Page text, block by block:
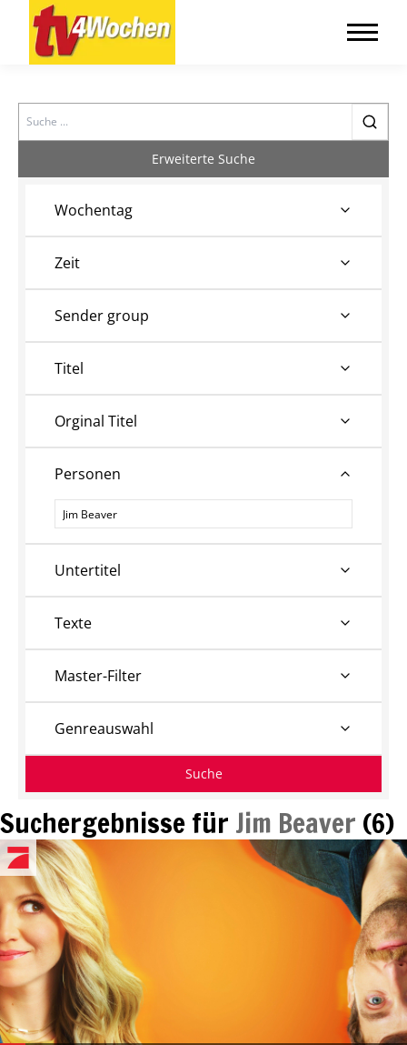
Search
Suchergebnisse für Jim Beaver (6)
Erweiterte Suche
Wochentag
Zeit
Sender group
Titel
Orginal Titel
Personen
Personen
Untertitel
Texte
Master-Filter
Genreauswahl
Suche